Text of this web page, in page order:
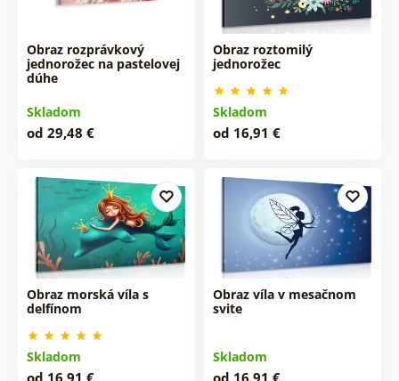
Obraz rozprávkový
jednorožec na pastelovej
dúhe
Skladom
od 29,48 €
Obraz roztomilý
jednorožec
Skladom
od 16,91 €
Obraz morská víla s
delfínom
Skladom
od 16,91 €
Obraz víla v mesačnom
svite
Skladom
od 16,91 €